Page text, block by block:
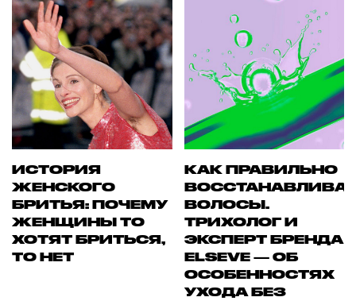
ИСТОРИЯ
ЖЕНСКОГО
БРИТЬЯ: ПОЧЕМУ
ЖЕНЩИНЫ ТО
ХОТЯТ БРИТЬСЯ,
ТО НЕТ
КАК ПРАВИЛЬНО
ВОЛОСЫ.
ТРИХОЛОГ И
ЭКСПЕРТ БРЕНДА
ELSEVE — ОБ
ОСОБЕННОСТЯХ
УХОДА БЕЗ